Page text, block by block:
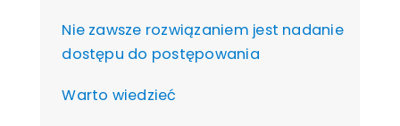
Nie zawsze rozwiązaniem jest nadanie
dostępu do postępowania
Warto wiedzieć